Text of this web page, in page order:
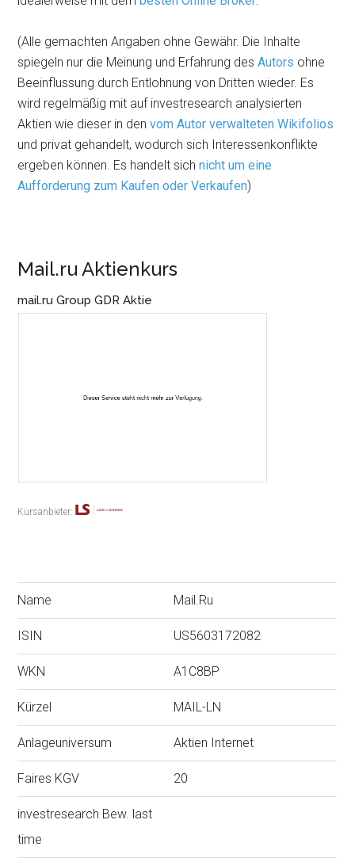
(Alle gemachten Angaben ohne Gewähr. Die Inhalte
spiegeln nur die Meinung und Erfahrung desAutors ohne
Beeinflussung durch Entlohnung von Dritten wieder. Es
wird regelmäßig mit auf investresearch analysierten
Aktien wie dieser in denvom Autor verwalteten Wikifolios
und privat gehandelt, wodurch sich Interessenkonflikte
ergeben können. Es handelt sichnicht um eine
Aufforderung zum Kaufen oder Verkaufen)
Mail.ru Aktienkurs
mail.ru Group GDR Aktie
Kursanbieter:
Name Mail.Ru
ISIN US5603172082
WKN A1C8BP
Kürzel MAIL-LN
Anlageuniversum Aktien Internet
Faires KGV 20
investresearch Bew. last
time